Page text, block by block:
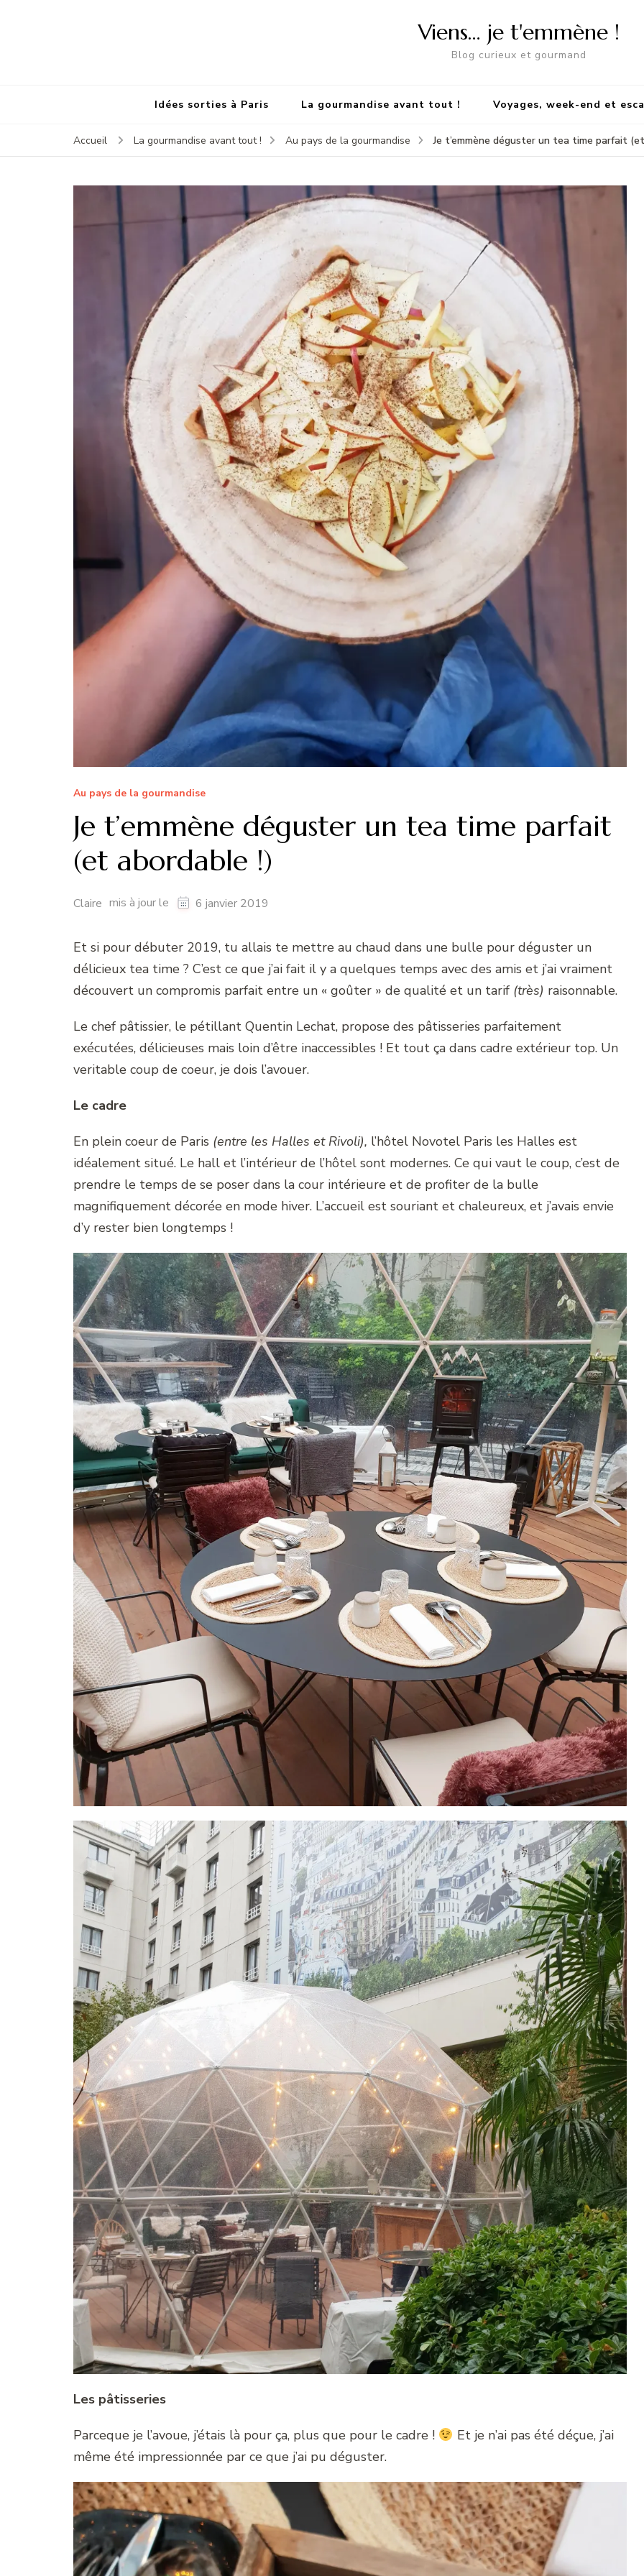
Viens… je t'emmène !
Blog curieux et gourmand
Idées sorties à Paris La gourmandise avant tout ! Voyages, week-end et
Accueil La gourmandise avant tout ! Au pays de la gourmandise Je t’emmène déguster un tea time parfait
Au pays de la gourmandise
Je t’emmène déguster un tea time parfait
(et abordable !)
Claire mis à jour le 6 janvier 2019
Et si pour débuter 2019, tu allais te mettre au chaud dans une bulle pour déguster un
délicieux tea time ? C’est ce que j’ai fait il y a quelques temps avec des amis et j’ai vraiment
découvert un compromis parfait entre un « goûter » de qualité et un tarif (très) raisonnable.
Le chef pâtissier, le pétillant Quentin Lechat, propose des pâtisseries parfaitement
exécutées, délicieuses mais loin d’être inaccessibles ! Et tout ça dans cadre extérieur top. Un
veritable coup de coeur, je dois l’avouer.
Le cadre
En plein coeur de Paris (entre les Halles et Rivoli), l’hôtel Novotel Paris les Halles est
idéalement situé. Le hall et l’intérieur de l’hôtel sont modernes. Ce qui vaut le coup, c’est de
prendre le temps de se poser dans la cour intérieure et de profiter de la bulle
magnifiquement décorée en mode hiver. L’accueil est souriant et chaleureux, et j’avais envie
d’y rester bien longtemps !
Les pâtisseries
Parceque je l’avoue, j’étais là pour ça, plus que pour le cadre !
Et je n’ai pas été déçue, j’ai
même été impressionnée par ce que j’ai pu déguster.